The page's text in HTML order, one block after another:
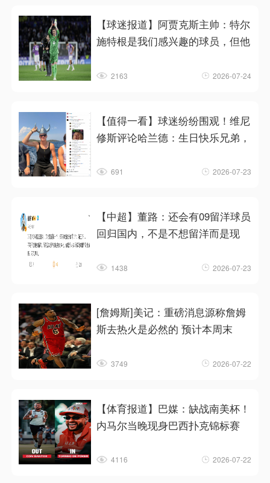
【球迷报道】阿贾克斯主帅：特尔
施特根是我们感兴趣的球员，但他
2163 2026-07-24
【值得一看】球迷纷纷围观！维尼
修斯评论哈兰德：生日快乐兄弟，
691 2026-07-23
【中超】董路：还会有09留洋球员
回归国内，不是不想留洋而是现
1438 2026-07-23
[詹姆斯]美记：重磅消息源称詹姆
斯去热火是必然的 预计本周末
3749 2026-07-22
【体育报道】巴媒：缺战南美杯！
内马尔当晚现身巴西扑克锦标赛
4116 2026-07-22